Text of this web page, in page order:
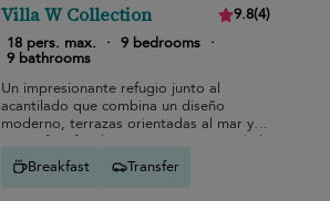
Villa W Collection 9.8(4)
18 pers. max.
· 9 bedrooms ·
9 bathrooms
Un impresionante refugio junto al
acantilado que combina un diseño
moderno, terrazas orientadas al mar y
un confort familiar a pocos minutos de la
playa de Nai Harn.
Breakfast Transfer